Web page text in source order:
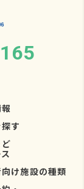
す
け施設の種類